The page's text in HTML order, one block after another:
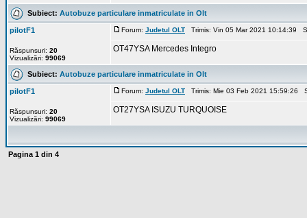
Subiect: Autobuze particulare inmatriculate in Olt
pilotF1
Răspunsuri: 20
Vizualizări: 99069
Forum: Judetul OLT Trimis: Vin 05 Mar 2021 10:14:39
OT47YSA Mercedes Integro
Subiect: Autobuze particulare inmatriculate in Olt
pilotF1
Răspunsuri: 20
Vizualizări: 99069
Forum: Judetul OLT Trimis: Mie 03 Feb 2021 15:59:26
OT27YSA ISUZU TURQUOISE
Pagina 1 din 4